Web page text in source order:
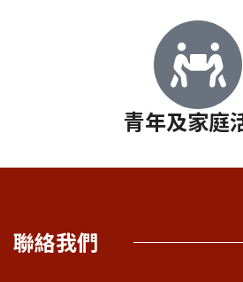
青年及家庭
聯絡我們